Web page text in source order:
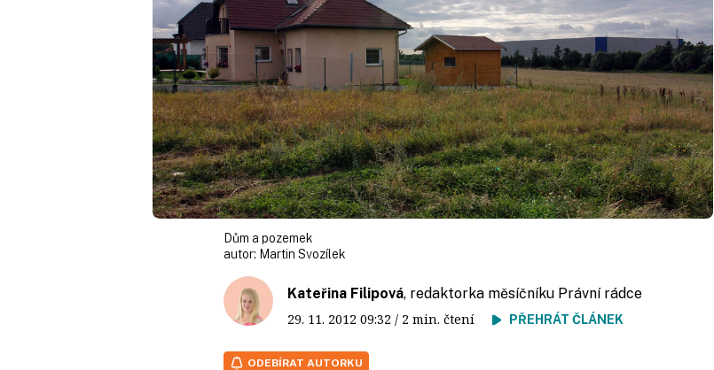
Dům a pozemek
autor: Martin Svozílek
Kateřina Filipová, redaktorka měsíčníku Právní rádce
29. 11. 2012 09:32 / 2 min. čtení PŘEHRÁT ČLÁNEK
ODEBÍRAT AUTORKU